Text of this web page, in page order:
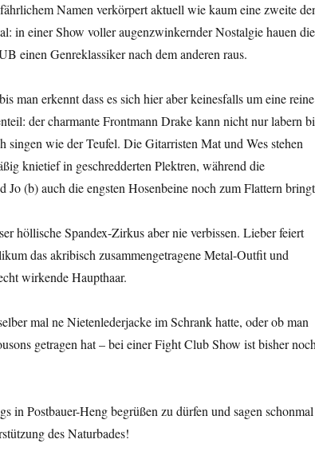
Namen verkörpert aktuell wie kaum eine zweite
in einer Show voller augenzwinkernder Nostalgie hauen die
einen Genreklassiker nach dem anderen raus.
man erkennt dass es sich hier aber keinesfalls um eine reine
der charmante Frontmann Drake kann nicht nur labern
singen wie der Teufel. Die Gitarristen Mat und Wes stehen
knietief in geschredderten Plektren, während die
(b) auch die engsten Hosenbeine noch zum Flattern
höllische Spandex-Zirkus aber nie verbissen. Lieber feiert
das akribisch zusammengetragene Metal-Outfit und
wirkende Haupthaar.
mal ne Nietenlederjacke im Schrank hatte, oder ob man
getragen hat – bei einer Fight Club Show ist bisher
in Postbauer-Heng begrüßen zu dürfen und sagen schonmal
des Naturbades!